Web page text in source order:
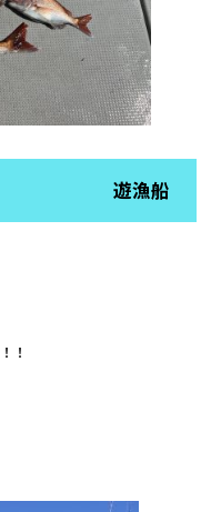
山 遊漁船
！